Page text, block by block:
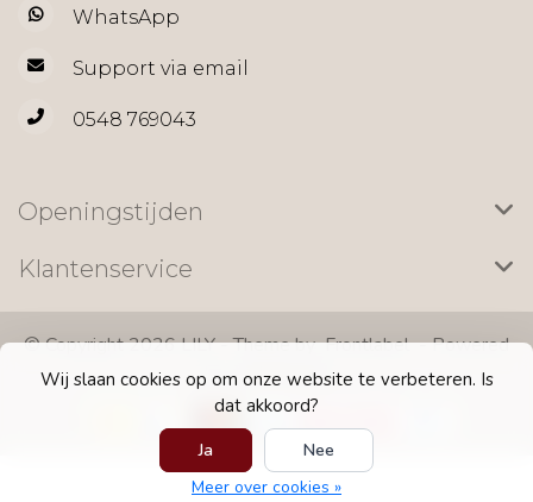
Wij slaan cookies op om onze website te verbeteren. Is
dat akkoord?
Ja
Nee
Meer over cookies »
WhatsApp
Support via email
0548 769043
Openingstijden
Klantenservice
© Copyright 2026 LILY - Theme byFrontlabel- Powered
byLightspeed